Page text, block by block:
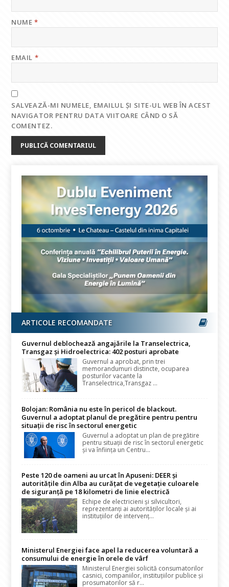
NUME*
EMAIL *
SALVEAZĂ-MI NUMELE, EMAILUL ȘI SITE-UL WEB ÎN ACEST
NAVIGATOR PENTRU DATA VIITOARE CÂND O SĂ
COMENTEZ.
ARTICOLE RECOMANDATE
Guvernul deblochează angajările la Transelectrica,
Transgaz și Hidroelectrica: 402 posturi aprobate
Guvernul a aprobat, prin trei
memorandumuri distincte, ocuparea
posturilor vacante la
Transelectrica,Transgaz ...
Bolojan: România nu este în pericol de blackout.
Guvernul a adoptat planul de pregătire pentru pentru
situații de risc în sectorul energetic
Guvernul a adoptat un plan de pregătire
pentru situații de risc în sectorul energetic
și va înființa un Centru...
Peste 120 de oameni au urcat în Apuseni: DEER și
autoritățile din Alba au curățat de vegetație culoarele
de siguranță pe 18 kilometri de linie electrică
Echipe de electricieni și silvicultori,
reprezentanți ai autorităților locale și ai
instituțiilor de intervenț...
Ministerul Energiei face apel la reducerea voluntară a
consumului de energie în orele de vârf
Ministerul Energiei solicită consumatorilor
casnici, companiilor, instituțiilor publice și
prosumatorilor să r...